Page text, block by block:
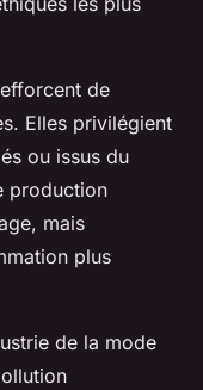
de
Elles privilégient
ou issus du
production
mais
plus
de la mode